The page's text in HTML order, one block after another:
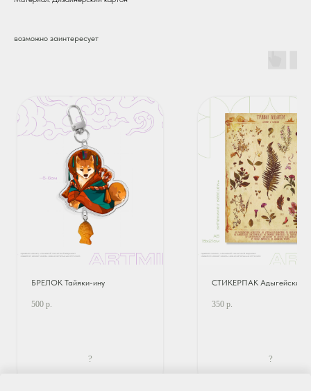
возможно заинтересует
БРЕЛОК Тайяки-ину
500 р.
?
СТИКЕРПАК Адыгейские
350 р.
?